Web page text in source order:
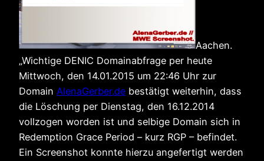
Aachen.
„Wichtige DENIC Domainabfrage per heute
Mittwoch, den 14.01.2015 um 22:46 Uhr zur
Domain AlenaGerber.de bestätigt weiterhin, dass
die Löschung per Dienstag, den 16.12.2014
vollzogen worden ist und selbige Domain sich in
Redemption Grace Period – kurz RGP – befindet.
Ein Screenshot konnte hierzu angefertigt werden